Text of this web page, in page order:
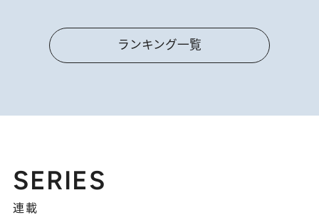
ランキング一覧
SERIES
連載